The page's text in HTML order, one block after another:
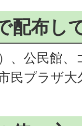
配布し
、公民館
民プラザ